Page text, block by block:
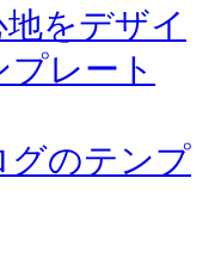
をデザイ
レート
グのテンプ